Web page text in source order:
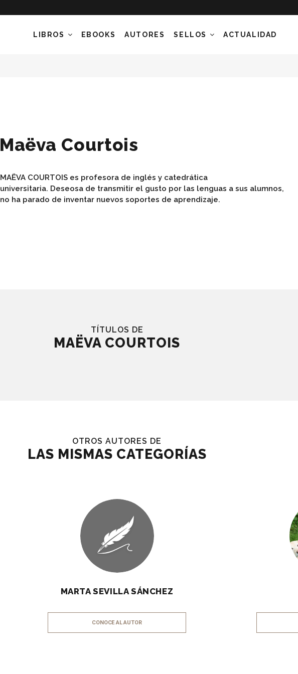
LIBROS EBOOKS AUTORES SELLOS ACTUALIDAD
Maëva Courtois
MAËVA COURTOIS es profesora de inglés y catedrática
universitaria. Deseosa de transmitir el gusto por las lenguas a sus alumnos,
no ha parado de inventar nuevos soportes de aprendizaje.
TÍTULOS DE
MAËVA COURTOIS
OTROS AUTORES DE
LAS MISMAS CATEGORÍAS
MARTA SEVILLA SÁNCHEZ
CONOCE AL AUTOR